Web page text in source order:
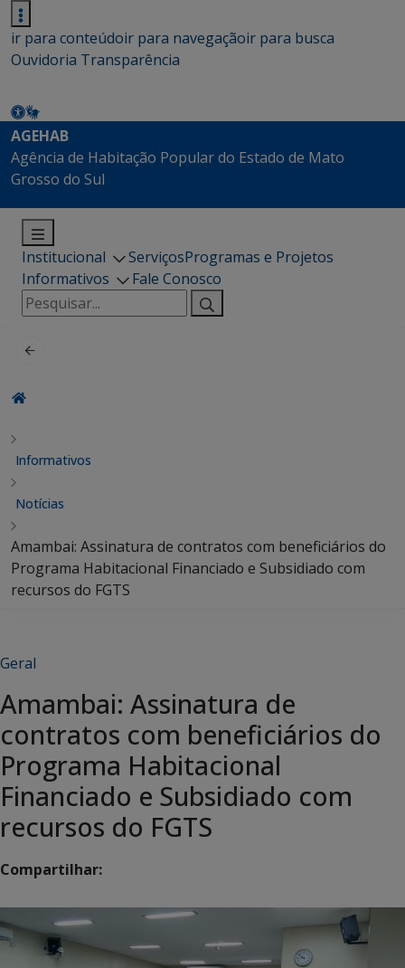
ir para conteúdoir para navegaçãoir para busca
Ouvidoria Transparência
AGEHAB
Agência de Habitação Popular do Estado de Mato
Grosso do Sul
Institucional ServiçosProgramas e Projetos
Informativos
Fale Conosco
Pesquisar
por:
Informativos
Notícias
Amambai: Assinatura de contratos com beneficiários do
Programa Habitacional Financiado e Subsidiado com
recursos do FGTS
Geral
Amambai: Assinatura de
contratos com beneficiários do
Programa Habitacional
Financiado e Subsidiado com
recursos do FGTS
Compartilhar: